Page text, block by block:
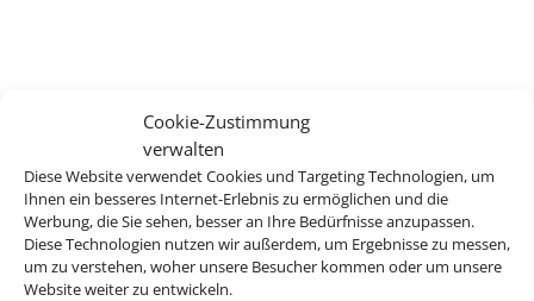
Cookie-Zustimmung
verwalten
Diese Website verwendet Cookies und Targeting Technologien, um
Ihnen ein besseres Internet-Erlebnis zu ermöglichen und die
Werbung, die Sie sehen, besser an Ihre Bedürfnisse anzupassen.
Diese Technologien nutzen wir außerdem, um Ergebnisse zu messen,
um zu verstehen, woher unsere Besucher kommen oder um unsere
Website weiter zu entwickeln.